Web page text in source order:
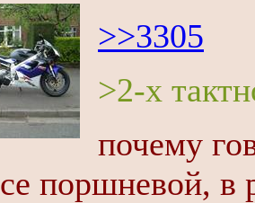
>>3305
>2-х
почему
поршневой, в